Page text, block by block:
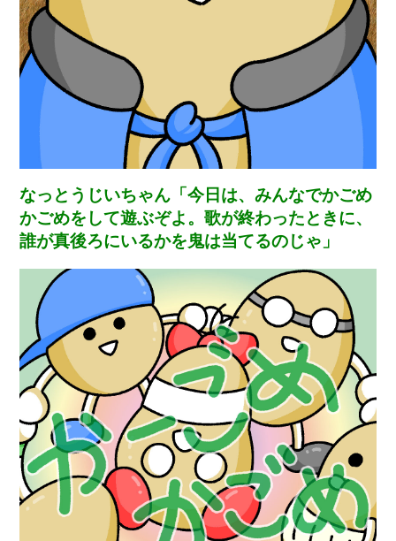
なっとうじいちゃん「今日は、みんなでかごめ
かごめをして遊ぶぞよ。歌が終わったときに、
誰が真後ろにいるかを鬼は当てるのじゃ」